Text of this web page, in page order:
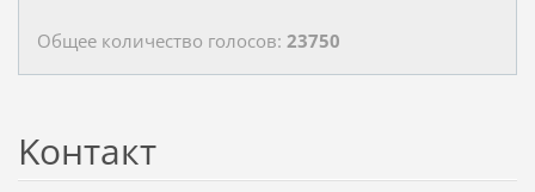
Общее количество голосов: 23750
Koнтакт